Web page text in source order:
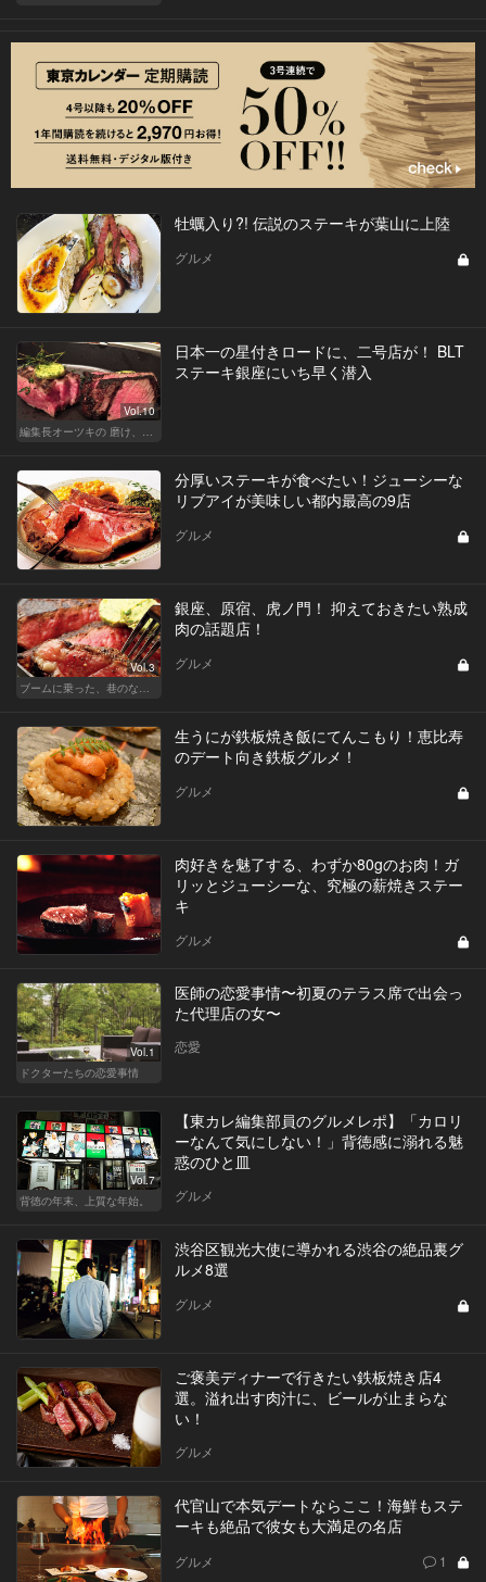
牡蠣入り?! 伝説のステーキが葉山に上陸
グルメ
Vol.10
編集長オーツキの 磨け、バカ舌！ 学べ、オトナの遊び
日本一の星付きロードに、二号店が！ BLT
ステーキ銀座にいち早く潜入
分厚いステーキが食べたい！ジューシーな
リブアイが美味しい都内最高の9店
グルメ
Vol.3
ブームに乗った、巷のなんちゃってに喝！ 真実の熟成肉しか食べたくない！
銀座、原宿、虎ノ門！ 抑えておきたい熟成
肉の話題店！
グルメ
生うにが鉄板焼き飯にてんこもり！恵比寿
のデート向き鉄板グルメ！
グルメ
肉好きを魅了する、わずか80gのお肉！ガ
リッとジューシーな、究極の薪焼きステー
キ
グルメ
Vol.1
ドクターたちの恋愛事情
医師の恋愛事情〜初夏のテラス席で出会っ
た代理店の女〜
恋愛
Vol.7
背徳の年末、上質な年始。
【東カレ編集部員のグルメレポ】「カロリ
ーなんて気にしない！」背徳感に溺れる魅
惑のひと皿
グルメ
渋谷区観光大使に導かれる渋谷の絶品裏グ
ルメ8選
グルメ
ご褒美ディナーで行きたい鉄板焼き店4
選。溢れ出す肉汁に、ビールが止まらな
い！
グルメ
代官山で本気デートならここ！海鮮もステ
ーキも絶品で彼女も大満足の名店
グルメ 1